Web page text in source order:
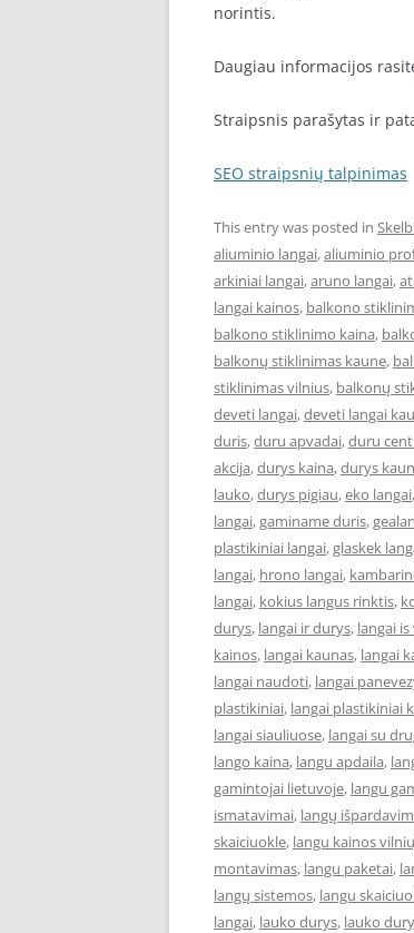
norintis.
Daugiau informacijos
Straipsnis parašytas ir
SEO straipsnių talpinimas
This entry was posted in
aliuminio langai,aliuminio
arkiniai langai,aruno langai,
langai kainos, balkono
balkono stiklinimo kaina,
balkonų stiklinimas kaune,
stiklinimas vilnius, balkonų
deveti langai,deveti langai
duris,duru apvadai,duru
akcija,durys kaina,durys
lauko,durys pigiau,eko langai,
langai,gaminame duris,
plastikiniai langai,glaskek
langai, hrono langai,
langai, kokius langus rinktis,
durys, langai ir durys, langai
kainos, langai kaunas, langai
langai naudoti, langai
plastikiniai, langai plastikiniai
langai siauliuose, langai su
lango kaina, langu apdaila,
gamintojai lietuvoje, langu
ismatavimai, langų
skaiciuokle, langu kainos
montavimas, langu paketai,
langų sistemos, langu
langai, lauko durys, lauko